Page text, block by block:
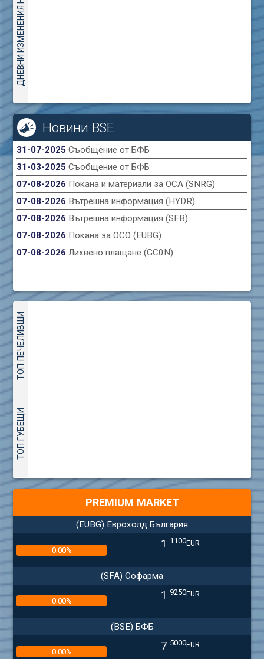
Новини BSE
31-07-2025Съобщение от БФБ
31-03-2025Съобщение от БФБ
07-08-2026 Покана и материали за ОСА (SNRG)
07-08-2026 Вътрешна информация (HYDR)
07-08-2026 Вътрешна информация (SFB)
07-08-2026 Покана за ОСО (EUBG)
07-08-2026Лихвено плащане (GC0N)
ТОП ПЕЧЕЛИВШИ
ТОП ГУБЕЩИ
PREMIUM MARKET
(EUBG) Еврохолд България
0.00% 1 1100EUR
(SFA) Софарма
0.00% 1 9250EUR
(BSE) БФБ
0.00% 7 5000EUR